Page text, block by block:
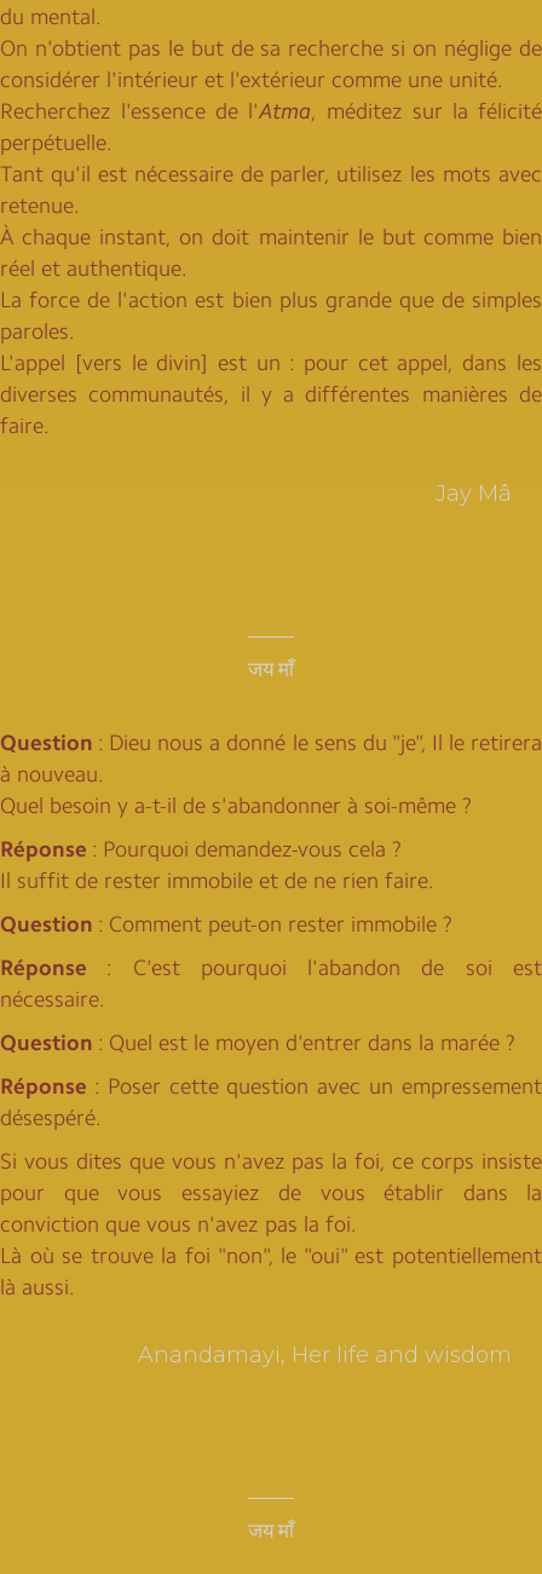
du mental.
On n'obtient pas le but de sa recherche si on néglige de
considérer l'intérieur et l'extérieur comme une unité.
Recherchez l'essence de l'Atma, méditez sur la félicité
perpétuelle.
Tant qu'il est nécessaire de parler, utilisez les mots avec
retenue.
À chaque instant, on doit maintenir le but comme bien
réel et authentique.
La force de l'action est bien plus grande que de simples
paroles.
L'appel [vers le divin] est un : pour cet appel, dans les
diverses communautés, il y a différentes manières de
faire.
Jay Mâ
जय माँ
Question : Dieu nous a donné le sens du "je", Il le retirera
à nouveau.
Quel besoin y a-t-il de s'abandonner à soi-même ?
Réponse : Pourquoi demandez-vous cela ?
Il suffit de rester immobile et de ne rien faire.
Question : Comment peut-on rester immobile ?
Réponse : C'est pourquoi l'abandon de soi est
nécessaire.
Question : Quel est le moyen d'entrer dans la marée ?
Réponse : Poser cette question avec un empressement
désespéré.
Si vous dites que vous n'avez pas la foi, ce corps insiste
pour que vous essayiez de vous établir dans la
conviction que vous n'avez pas la foi.
Là où se trouve la foi "non", le "oui" est potentiellement
là aussi.
Anandamayi, Her life and wisdom
जय माँ